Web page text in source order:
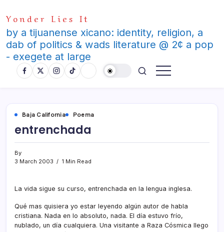
to
content
Yonder Lies It
by a tijuanense xicano: identity, religion, a
dab of politics & wads literature @ 2¢ a pop
- exegete at large
Baja California Poema
entrenchada
By
3 March 2003
1 Min Read
La vida sigue su curso, entrenchada en la lengua inglesa.
Qué mas quisiera yo estar leyendo algún autor de habla
cristiana. Nada en lo absoluto, nada. El dí­a estuvo frí­o,
nublado, un dí­a cualquiera. Una visitante a Raza Cósmica llego